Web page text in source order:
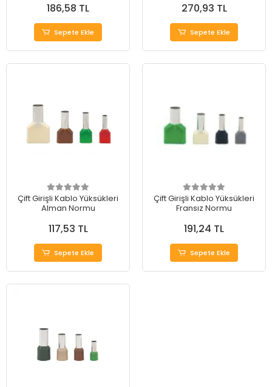
186,58 TL
Sepete Ekle
270,93 TL
Sepete Ekle
Çift Girişli Kablo Yüksükleri
Alman Normu
117,53 TL
Sepete Ekle
Çift Girişli Kablo Yüksükleri
Fransız Normu
191,24 TL
Sepete Ekle